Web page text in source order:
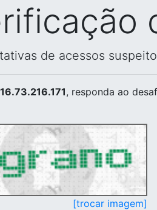
de acessos
, responda ao
[trocar imagem]